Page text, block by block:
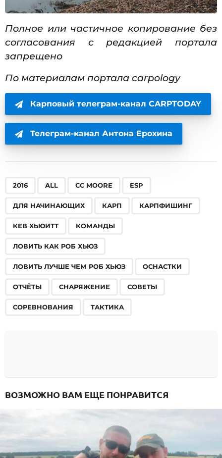
Полное или частичное копирование без
согласования с редакцией портала
запрещено
По материалам портала carpology
Карповый телеграм-канал CARPTODAY
Телеграм-канал Антона Ерохина
2016 ALL CC MOORE ESP
ДЛЯ НАЧИНАЮЩИХ КАРП КАРПФИШИНГ
КЕВ ХЬЮИТТ КОМАНДЫ
ЛОВИТЬ КАК РОБ ХЬЮЗ
ЛОВИТЬ ЛУЧШЕ ЧЕМ РОБ ХЬЮЗ ОСНАСТКИ
ОТЧЁТЫ СНАРЯЖЕНИЕ СОВЕТЫ
СОРЕВНОВАНИЯ ТАКТИКА
ВОЗМОЖНО ВАМ ЕЩЕ ПОНРАВИТСЯ